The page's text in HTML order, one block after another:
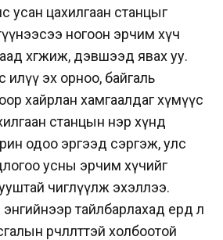
усан цахилгаан станцыг
ногоон эрчим хүч
хөгжиж, дэвшээд явах уу.
эх орноо, байгаль
хайрлан хамгаалдаг хүмүүс
станцын нэр хүнд
одоо эргээд сэргэж, улс
усны эрчим хүчийг
тууштай чиглүүлж эхэллээ.
тайлбарлахад ердөө л
өөрчлөлттэй холбоотой